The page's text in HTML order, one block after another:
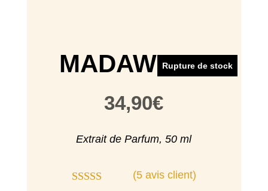
MADAWI OR
34,90€
Rupture de stock
Extrait de Parfum, 50 ml
(5 avis client)